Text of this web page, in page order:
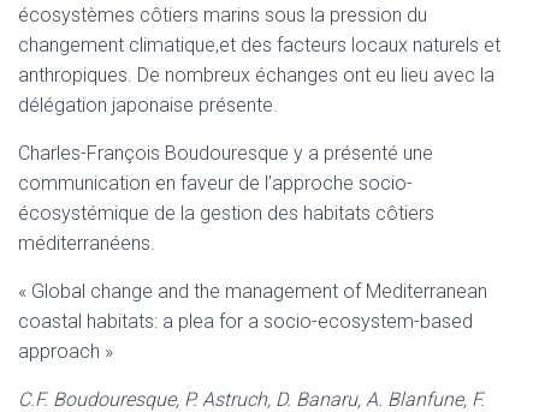
écosystèmes côtiers marins sous la pression du
changement climatique,et des facteurs locaux naturels et
anthropiques. De nombreux échanges ont eu lieu avec la
délégation japonaise présente.
Charles-François Boudouresque y a présenté une
communication en faveur de l’approche socio-
écosystémique de la gestion des habitats côtiers
méditerranéens.
« Global change and the management of Mediterranean
coastal habitats: a plea for a socio-ecosystem-based
approach »
C.F. Boudouresque, P. Astruch, D. Banaru, A. Blanfune, F.